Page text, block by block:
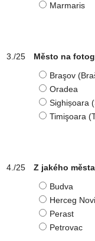
Marmaris
Město na
Braşov
Oradea
Sighișoara
Timişoara
Z jakého
Budva
Herceg Novi
Perast
Petrovac